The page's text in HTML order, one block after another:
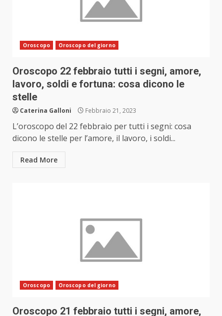
Oroscopo Oroscopo del giorno
Oroscopo 22 febbraio tutti i segni, amore,
lavoro, soldi e fortuna: cosa dicono le
stelle
Caterina Galloni Febbraio 21, 2023
L’oroscopo del 22 febbraio per tutti i segni: cosa
dicono le stelle per l’amore, il lavoro, i soldi...
Read More
Oroscopo Oroscopo del giorno
Oroscopo 21 febbraio tutti i segni, amore,